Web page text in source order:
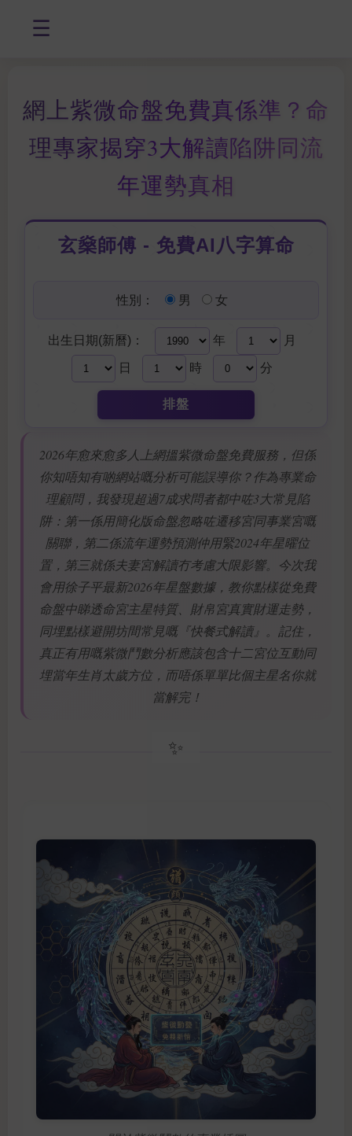
☰
網上紫微命盤免費真係準？命
理專家揭穿3大解讀陷阱同流
年運勢真相
玄燊師傅 - 免費AI八字算命
性別： 男 女
出生日期(新曆)： 年 月
日 時 分
排盤
2026年愈來愈多人上網搵紫微命盤免費服務，但係
你知唔知有啲網站嘅分析可能誤導你？作為專業命
理顧問，我發現超過7成求問者都中咗3大常見陷
阱：第一係用簡化版命盤忽略咗遷移宮同事業宮嘅
關聯，第二係流年運勢預測仲用緊2024年星曜位
置，第三就係夫妻宮解讀冇考慮大限影響。今次我
會用徐子平最新2026年星盤數據，教你點樣從免費
命盤中睇透命宮主星特質、財帛宮真實財運走勢，
同埋點樣避開坊間常見嘅『快餐式解讀』。記住，
真正有用嘅紫微鬥數分析應該包含十二宮位互動同
埋當年生肖太歲方位，而唔係單單比個主星名你就
當解完！